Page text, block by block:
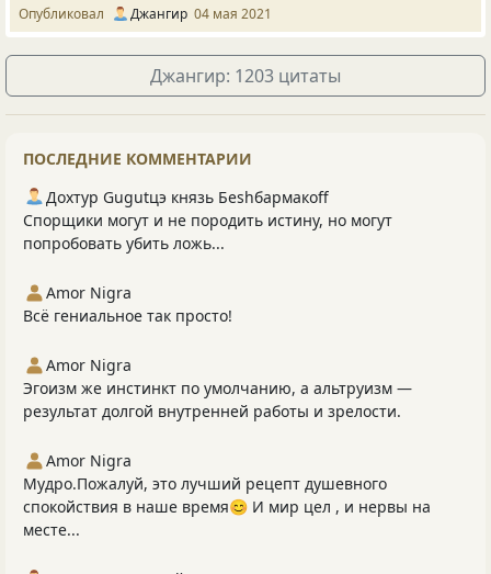
Опубликовал Джангир 04 мая 2021
Джангир: 1203 цитаты
ПОСЛЕДНИЕ КОММЕНТАРИИ
Дохтур Gugutцэ князь Беshбармакоff
Спорщики могут и не породить истину, но могут
попробовать убить ложь...
Amor Nigra
Всё гениальное так просто!
Amor Nigra
Эгоизм же инстинкт по умолчанию, а альтруизм —
результат долгой внутренней работы и зрелости.
Amor Nigra
Мудро.Пожалуй, это лучший рецепт душевного
спокойствия в наше время😊 И мир цел , и нервы на
месте...